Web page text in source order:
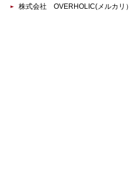
株式会社 OVERHOLIC(メルカリ）